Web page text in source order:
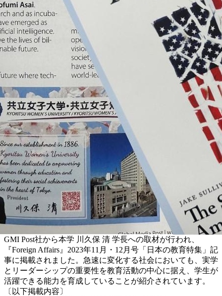
GMI Post社から本学 川久保 清 学長への取材が行われ、
『Foreign Affairs』2023年11月・12月号「日本の教育特集」記
事に掲載されました。急速に変化する社会においても、実学
とリーダーシップの重要性を教育活動の中心に据え、学生が
活躍できる能力を育成していることが紹介されています。
〔以下掲載内容〕